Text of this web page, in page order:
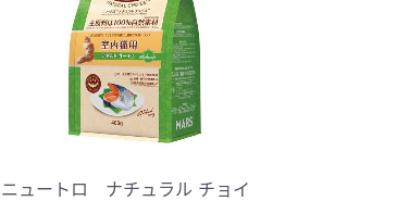
ニュートロ ナチュラル チョイ